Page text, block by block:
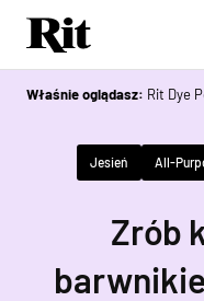
Właśnie oglądasz: Rit Dye
Jesień All-
Zrób